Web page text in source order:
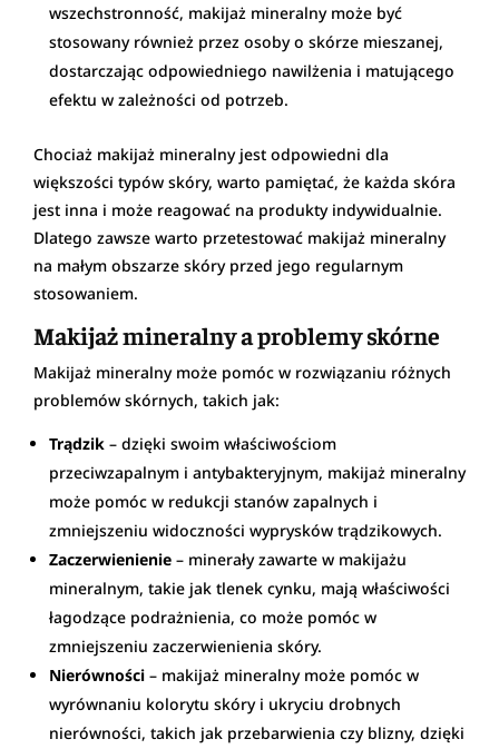
wszechstronność, makijaż mineralny może być
stosowany również przez osoby o skórze mieszanej,
dostarczając odpowiedniego nawilżenia i matującego
efektu w zależności od potrzeb.
Chociaż makijaż mineralny jest odpowiedni dla
większości typów skóry, warto pamiętać, że każda skóra
jest inna i może reagować na produkty indywidualnie.
Dlatego zawsze warto przetestować makijaż mineralny
na małym obszarze skóry przed jego regularnym
stosowaniem.
Makijaż mineralny a problemy skórne
Makijaż mineralny może pomóc w rozwiązaniu różnych
problemów skórnych, takich jak:
Trądzik – dzięki swoim właściwościom
przeciwzapalnym i antybakteryjnym, makijaż mineralny
może pomóc w redukcji stanów zapalnych i
zmniejszeniu widoczności wyprysków trądzikowych.
Zaczerwienienie – minerały zawarte w makijażu
mineralnym, takie jak tlenek cynku, mają właściwości
łagodzące podrażnienia, co może pomóc w
zmniejszeniu zaczerwienienia skóry.
Nierówności – makijaż mineralny może pomóc w
wyrównaniu kolorytu skóry i ukryciu drobnych
nierówności, takich jak przebarwienia czy blizny, dzięki